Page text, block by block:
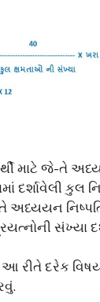
માટે જે-તે
દર્શાવેલી કુલ
તે અધ્યયન
સંખ્યા
રીતે દરેક